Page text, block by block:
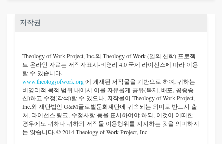
저작권
Theology of Work Project, Inc.의 Theology of Work (일의 신학) 프로젝
트 온라인 자료는 저작자표시-비영리 4.0 국제 라이선스에 따라 이용
할 수 있습니다.
www.theologyofwork.org에 게재된 저작물을 기반으로 하여, 귀하는
비영리적 목적 범위 내에서 이를 자유롭게 공유(복제, 배포, 공중송
신)하고 수정(각색)할 수 있으나, 저작물이 Theology of Work Project,
Inc.와 재단법인 G&M글로벌문화재단에 귀속되는 의미로 반드시 출
처, 라이선스 링크, 수정사항 등을 표시하여야 하되, 이것이 어떠한
경우에도 귀하나 귀하의 저작물 이용행위를 지지하는 것을 의미하지
는 않습니다. © 2014 Theology of Work Project, Inc.